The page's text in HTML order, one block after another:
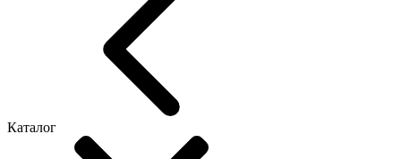
Каталог